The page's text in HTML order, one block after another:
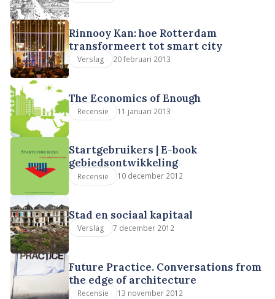
Rinnooy Kan: hoe Rotterdam
transformeert tot smart city
Verslag 20 februari 2013
The Economics of Enough
Recensie 11 januari 2013
Startgebruikers | E-book
gebiedsontwikkeling
Recensie 10 december 2012
Stad en sociaal kapitaal
Verslag 7 december 2012
Future Practice. Conversations from
the edge of architecture
Recensie 13 november 2012